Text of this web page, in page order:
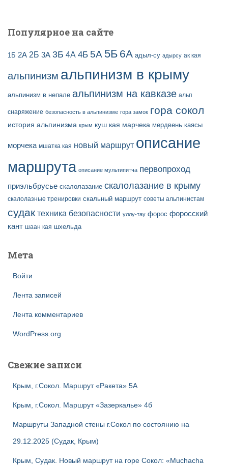
Популярное на сайте
1Б 2А 2Б 3А 3Б 4А 4Б 5А 5Б 6А адыл-су адырсу ак кая
альпинизм альпинизм в крыму
альпинизм в непале альпинизм на кавказе альп
снаряжение безопасность в альпинизме гора замок гора сокол
история альпинизма крым куш кая марчека мердвень каясы
морчека мшатка кая новый маршрут описание
маршрута описание мультипитча первопроход
приэльбрусье скалолазание скалолазание в крыму
скалолазные тренировки скальный маршрут советы альпинистам
судак техника безопасности уллу-тау форос форосский
кант шаан кая шхельда
Мета
Войти
Лента записей
Лента комментариев
WordPress.org
Свежие записи
Крым, г.Сокол. Маршрут «Ракета» 5А
Крым, г.Сокол. Маршрут «Зазеркалье» 4б
Маршруты Западной стены г.Сокол по состоянию на
29.12.2025 (Судак, Крым)
Крым, Судак. Новый маршрут на горе Сокол: «Muchacha